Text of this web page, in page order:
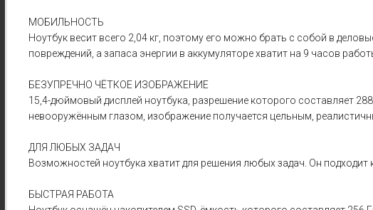
МОБИЛЬНОСТЬ
Ноутбук весит всего 2,04 кг, поэтому его можно брать с собой в
повреждений, а запаса энергии в аккумуляторе хватит на 9 часов
БЕЗУПРЕЧНО ЧЁТКОЕ ИЗОБРАЖЕНИЕ
15,4-дюймовый дисплей ноутбука, разрешение которого составляет
невооружённым глазом, изображение получается цельным,
ДЛЯ ЛЮБЫХ ЗАДАЧ
Возможностей ноутбука хватит для решения любых задач. Он
БЫСТРАЯ РАБОТА